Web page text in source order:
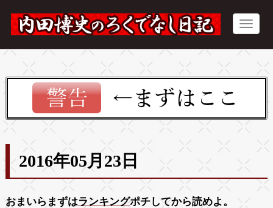
2016年05月23日
おまいらまずはランキングポチしてから読めよ。